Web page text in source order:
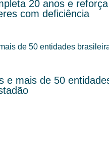
20 anos e
com deficiência
e mais de 50